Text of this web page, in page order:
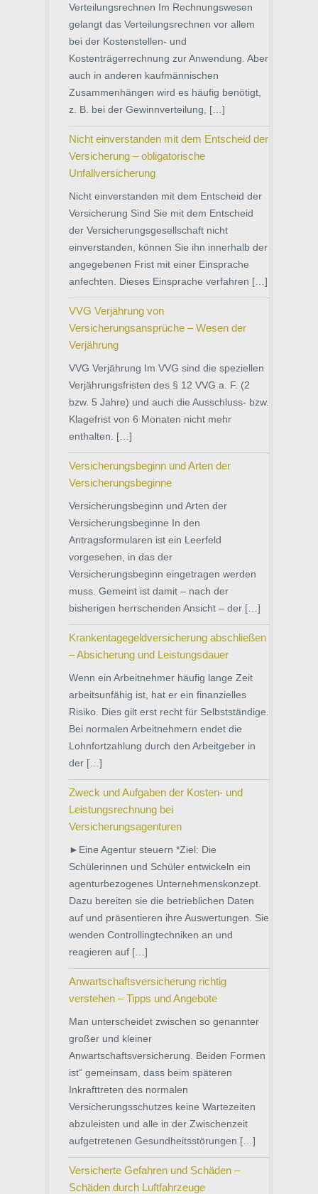
Verteilungsrechnen Im Rechnungswesen
gelangt das Verteilungsrechnen vor allem
bei der Kostenstellen- und
Kostenträgerrechnung zur Anwendung. Aber
auch in anderen kaufmännischen
Zusammenhängen wird es häufig benötigt,
z. B. bei der Gewinnverteilung, […]
Nicht einverstanden mit dem Entscheid der
Versicherung – obligatorische
Unfallversicherung
Nicht einverstanden mit dem Entscheid der
Versicherung Sind Sie mit dem Entscheid
der Versicherungsgesellschaft nicht
einverstanden, können Sie ihn innerhalb der
angegebenen Frist mit einer Einsprache
anfechten. Dieses Einsprache verfahren […]
VVG Verjährung von
Versicherungsansprüche – Wesen der
Verjährung
VVG Verjährung Im VVG sind die speziellen
Verjährungsfristen des § 12 VVG a. F. (2
bzw. 5 Jahre) und auch die Ausschluss- bzw.
Klagefrist von 6 Monaten nicht mehr
enthalten. […]
Versicherungsbeginn und Arten der
Versicherungsbeginne
Versicherungsbeginn und Arten der
Versicherungsbeginne In den
Antragsformularen ist ein Leerfeld
vorgesehen, in das der
Versicherungsbeginn eingetragen werden
muss. Gemeint ist damit – nach der
bisherigen herrschenden Ansicht – der […]
Krankentagegeldversicherung abschließen
– Absicherung und Leistungsdauer
Wenn ein Arbeitnehmer häufig lange Zeit
arbeitsunfähig ist, hat er ein finanzielles
Risiko. Dies gilt erst recht für Selbstständige.
Bei normalen Arbeitnehmern endet die
Lohnfortzahlung durch den Arbeitgeber in
der […]
Zweck und Aufgaben der Kosten- und
Leistungsrechnung bei
Versicherungsagenturen
►Eine Agentur steuern *Ziel: Die
Schülerinnen und Schüler entwickeln ein
agenturbezogenes Unternehmenskonzept.
Dazu bereiten sie die betrieblichen Daten
auf und präsentieren ihre Auswertungen. Sie
wenden Controllingtechniken an und
reagieren auf […]
Anwartschaftsversicherung richtig
verstehen – Tipps und Angebote
Man unterscheidet zwischen so genannter
großer und kleiner
Anwartschaftsversicherung. Beiden Formen
ist“ gemeinsam, dass beim späteren
Inkrafttreten des normalen
Versicherungsschutzes keine Wartezeiten
abzuleisten und alle in der Zwischenzeit
aufgetretenen Gesundheitsstörungen […]
Versicherte Gefahren und Schäden –
Schäden durch Luftfahrzeuge